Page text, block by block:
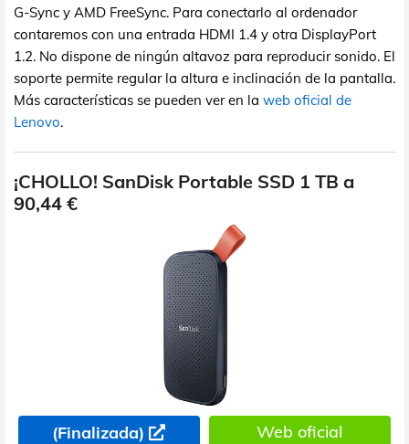
G-Sync y AMD FreeSync. Para conectarlo al ordenador
contaremos con una entrada HDMI 1.4 y otra DisplayPort
1.2. No dispone de ningún altavoz para reproducir sonido. El
soporte permite regular la altura e inclinación de la pantalla.
Más características se pueden ver en la web oficial de
Lenovo.
¡CHOLLO! SanDisk Portable SSD 1 TB a
90,44 €
(Finalizada) Web oficial